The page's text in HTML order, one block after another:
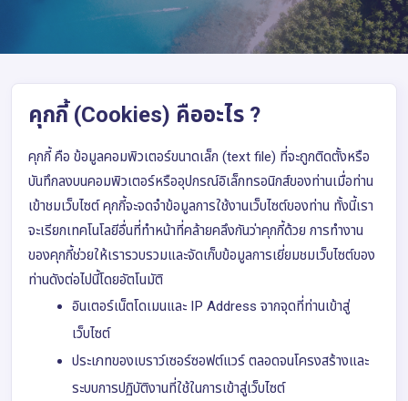
คุกกี้ (Cookies) คืออะไร ?
คุกกี้ คือ ข้อมูลคอมพิวเตอร์ขนาดเล็ก (text file) ที่จะถูกติดตั้งหรือ
บันทึกลงบนคอมพิวเตอร์หรืออุปกรณ์อิเล็กทรอนิกส์ของท่านเมื่อท่าน
เข้าชมเว็บไซต์ คุกกี้จะจดจำข้อมูลการใช้งานเว็บไซต์ของท่าน ทั้งนี้เรา
จะเรียกเทคโนโลยีอื่นที่ทำหน้าที่คล้ายคลึงกันว่าคุกกี้ด้วย การทำงาน
ของคุกกี้ช่วยให้เรารวบรวมและจัดเก็บข้อมูลการเยี่ยมชมเว็บไซต์ของ
ท่านดังต่อไปนี้โดยอัตโนมัติ
อินเตอร์เน็ตโดเมนและ IP Address จากจุดที่ท่านเข้าสู่
เว็บไซต์
ประเภทของเบราว์เซอร์ซอฟต์แวร์ ตลอดจนโครงสร้างและ
ระบบการปฏิบัติงานที่ใช้ในการเข้าสู่เว็บไซต์